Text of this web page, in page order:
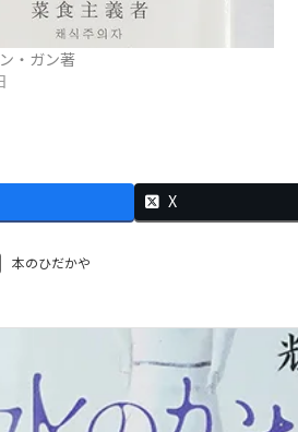
・ガン著
X
本のひだかや